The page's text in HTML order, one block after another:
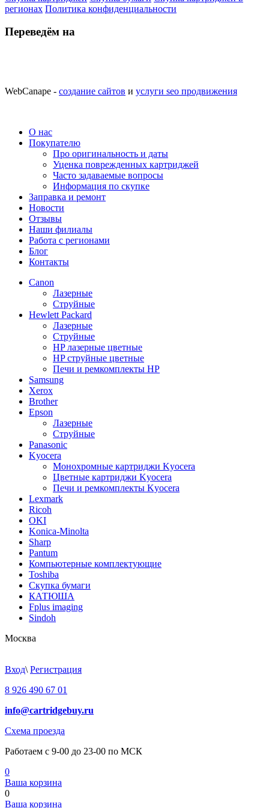
регионах Политика конфиденциальности
Переведём на
WebCanape - создание сайтов и услуги seo продвижения
О нас
Покупателю
Про оригинальность и даты
Уценка поврежденных картриджей
Часто задаваемые вопросы
Информация по скупке
Заправка и ремонт
Новости
Отзывы
Наши филиалы
Работа с регионами
Блог
Контакты
Canon
Лазерные
Струйные
Hewlett Packard
Лазерные
Струйные
HP лазерные цветные
HP струйные цветные
Печи и ремкомплекты HP
Samsung
Xerox
Brother
Epson
Лазерные
Струйные
Panasonic
Kyocera
Монохромные картриджи Kyocera
Цветные картриджи Kyocera
Печи и ремкомплекты Kyocera
Lexmark
Ricoh
OKI
Konica-Minolta
Sharp
Pantum
Компьютерные комплектующие
Toshiba
Скупка бумаги
КАТЮША
Fplus imaging
Sindoh
Москва
Вход\ Регистрация
8 926 490 67 01
info@cartridgebuy.ru
Схема проезда
Работаем с 9-00 до 23-00 по МСК
0
Ваша корзина
0
Ваша корзина